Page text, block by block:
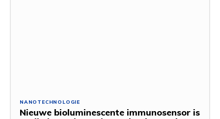
NANOTECHNOLOGIE
Nieuwe bioluminescente immunosensor is